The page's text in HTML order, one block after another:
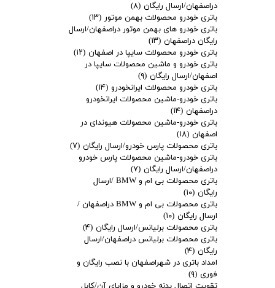
دراصفهان/ارسال رایگان (۸)
باتری خودرو محصولات بهمن موتور (۱۳)
باتری خودرو های بهمن موتور دراصفهان/ارسال
رایگان دراصفهان (۱۳)
باتری خودرو محصولات سایپا در اصفهان (۱۲)
باتری خودرو و ماشین محصولات سایپا در
اصفهان/ارسال رایگان (۹)
باتری خودرو محصولات ایرانخودرو (۱۴)
باتری خودرو-ماشین محصولات ایرانخودرو
دراصفهان (۱۴)
باتری خودرو-ماشین محصولات هیوندای در
اصفهان (۱۸)
باتری محصولات پارس خودرو/ارسال رایگان (۷)
باتری خودرو-ماشین محصولات پارس خودرو
دراصفهان/ارسال رایگان (۷)
باتری محصولات بی ام و BMW /ارسال
رایگان (۱۰)
باتری محصولات بی ام و BMW دراصفهان /
ارسال رایگان (۱۰)
باتری محصولات برلیانس/ارسال رایگان (۴)
باتری محصولات برلیانس دراصفهان/ارسال
رایگان (۴)
امداد باتری در شهراصفهان با نصب رایگان و
فوری (۹)